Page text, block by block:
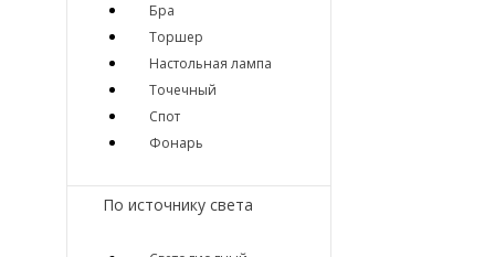
Бра
Торшер
Настольная лампа
Точечный
Спот
Фонарь
По источнику света